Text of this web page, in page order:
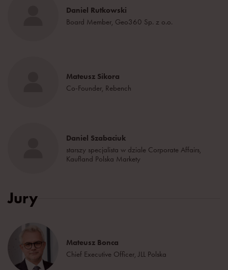
Daniel Rutkowski
Board Member, Geo360 Sp. z o.o.
Mateusz Sikora
Co-Founder, Rebench
Daniel Szabaciuk
starszy specjalista w dziale Corporate Affairs,
Kaufland Polska Markety
Jury
Mateusz Bonca
Chief Executive Officer, JLL Polska